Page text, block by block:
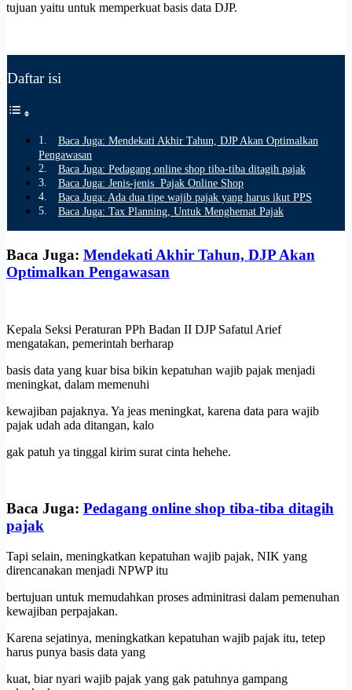
tujuan yaitu untuk memperkuat basis data DJP.
Daftar isi
Baca Juga: Mendekati Akhir Tahun, DJP Akan Optimalkan
Pengawasan
Baca Juga: Pedagang online shop tiba-tiba ditagih pajak
Baca Juga: Jenis-jenis Pajak Online Shop
Baca Juga: Ada dua tipe wajib pajak yang harus ikut PPS
Baca Juga: Tax Planning, Untuk Menghemat Pajak
Baca Juga: Mendekati Akhir Tahun, DJP Akan
Optimalkan Pengawasan
Kepala Seksi Peraturan PPh Badan II DJP Safatul Arief
mengatakan, pemerintah berharap
basis data yang kuar bisa bikin kepatuhan wajib pajak menjadi
meningkat, dalam memenuhi
kewajiban pajaknya. Ya jeas meningkat, karena data para wajib
pajak udah ada ditangan, kalo
gak patuh ya tinggal kirim surat cinta hehehe.
Baca Juga: Pedagang online shop tiba-tiba ditagih
pajak
Tapi selain, meningkatkan kepatuhan wajib pajak, NIK yang
direncanakan menjadi NPWP itu
bertujuan untuk memudahkan proses adminitrasi dalam pemenuhan
kewajiban perpajakan.
Karena sejatinya, meningkatkan kepatuhan wajib pajak itu, tetep
harus punya basis data yang
kuat, biar nyari wajib pajak yang gak patuhnya gampang